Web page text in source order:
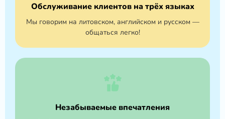
Обслуживание клиентов на трёх языках
Мы говорим на литовском, английском и русском —
общаться легко!
Незабываемые впечатления